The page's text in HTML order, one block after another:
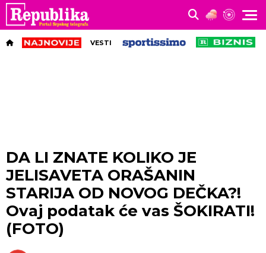
VESTI
DA LI ZNATE KOLIKO JE
JELISAVETA ORAŠANIN
STARIJA OD NOVOG DEČKA?!
Ovaj podatak će vas ŠOKIRATI!
(FOTO)